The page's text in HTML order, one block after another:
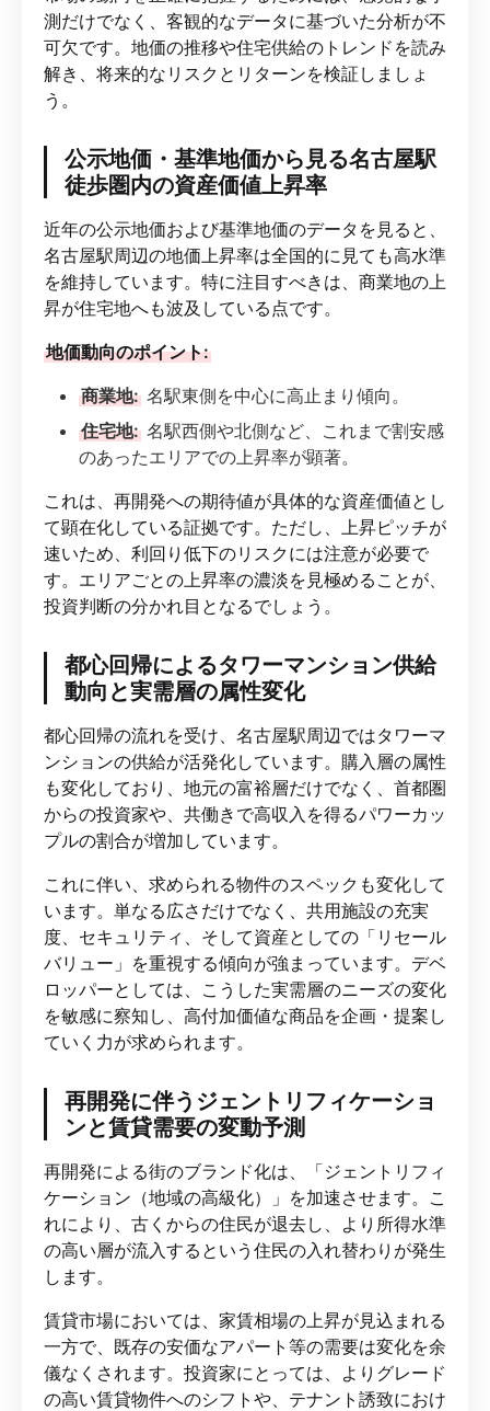
測だけでなく、客観的なデータに基づいた分析が不
可欠です。地価の推移や住宅供給のトレンドを読み
解き、将来的なリスクとリターンを検証しましょ
う。
公示地価・基準地価から見る名古屋駅
徒歩圏内の資産価値上昇率
近年の公示地価および基準地価のデータを見ると、
名古屋駅周辺の地価上昇率は全国的に見ても高水準
を維持しています。特に注目すべきは、商業地の上
昇が住宅地へも波及している点です。
地価動向のポイント:
商業地: 名駅東側を中心に高止まり傾向。
住宅地: 名駅西側や北側など、これまで割安感
のあったエリアでの上昇率が顕著。
これは、再開発への期待値が具体的な資産価値とし
て顕在化している証拠です。ただし、上昇ピッチが
速いため、利回り低下のリスクには注意が必要で
す。エリアごとの上昇率の濃淡を見極めることが、
投資判断の分かれ目となるでしょう。
都心回帰によるタワーマンション供給
動向と実需層の属性変化
都心回帰の流れを受け、名古屋駅周辺ではタワーマ
ンションの供給が活発化しています。購入層の属性
も変化しており、地元の富裕層だけでなく、首都圏
からの投資家や、共働きで高収入を得るパワーカッ
プルの割合が増加しています。
これに伴い、求められる物件のスペックも変化して
います。単なる広さだけでなく、共用施設の充実
度、セキュリティ、そして資産としての「リセール
バリュー」を重視する傾向が強まっています。デベ
ロッパーとしては、こうした実需層のニーズの変化
を敏感に察知し、高付加価値な商品を企画・提案し
ていく力が求められます。
再開発に伴うジェントリフィケーショ
ンと賃貸需要の変動予測
再開発による街のブランド化は、「ジェントリフィ
ケーション（地域の高級化）」を加速させます。こ
れにより、古くからの住民が退去し、より所得水準
の高い層が流入するという住民の入れ替わりが発生
します。
賃貸市場においては、家賃相場の上昇が見込まれる
一方で、既存の安価なアパート等の需要は変化を余
儀なくされます。投資家にとっては、よりグレード
の高い賃貸物件へのシフトや、テナント誘致におけ